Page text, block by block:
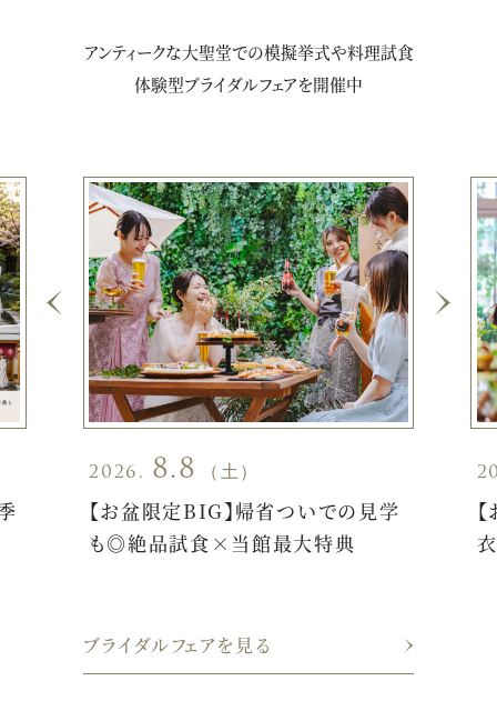
アンティークな大聖堂での模擬挙式や料理試食
体験型ブライダルフェアを開催中
2026. 8.8
（土）
【お盆限定BIG】帰省ついでの見学
も◎絶品試食×当館最大特典
ブライダルフェアを見る